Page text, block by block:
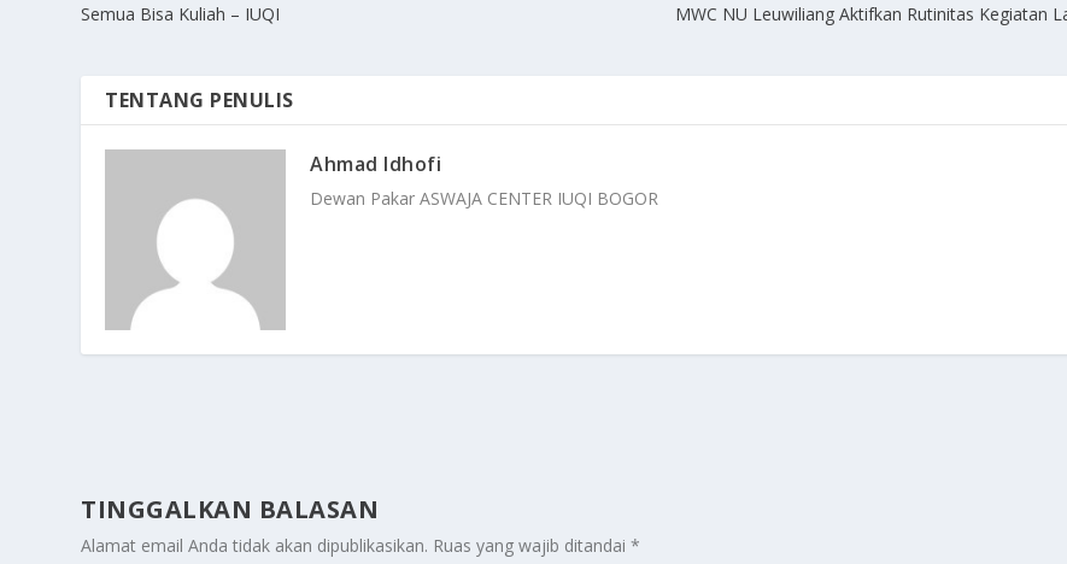
Semua Bisa Kuliah – IUQI
MWC NU Leuwiliang Aktifkan Rutinitas Kegiatan
TENTANG PENULIS
Ahmad Idhofi
Dewan Pakar ASWAJA CENTER IUQI BOGOR
TINGGALKAN BALASAN
Alamat email Anda tidak akan dipublikasikan. Ruas yang wajib ditandai*